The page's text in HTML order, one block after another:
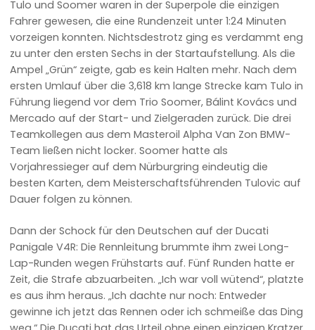
Tulo und Soomer waren in der Superpole die einzigen
Fahrer gewesen, die eine Rundenzeit unter 1:24 Minuten
vorzeigen konnten. Nichtsdestrotz ging es verdammt eng
zu unter den ersten Sechs in der Startaufstellung. Als die
Ampel „Grün“ zeigte, gab es kein Halten mehr. Nach dem
ersten Umlauf über die 3,618 km lange Strecke kam Tulo in
Führung liegend vor dem Trio Soomer, Bálint Kovács und
Mercado auf der Start- und Zielgeraden zurück. Die drei
Teamkollegen aus dem Masteroil Alpha Van Zon BMW-
Team ließen nicht locker. Soomer hatte als
Vorjahressieger auf dem Nürburgring eindeutig die
besten Karten, dem Meisterschaftsführenden Tulovic auf
Dauer folgen zu können.
Dann der Schock für den Deutschen auf der Ducati
Panigale V4R: Die Rennleitung brummte ihm zwei Long-
Lap-Runden wegen Frühstarts auf. Fünf Runden hatte er
Zeit, die Strafe abzuarbeiten. „Ich war voll wütend“, platzte
es aus ihm heraus. „Ich dachte nur noch: Entweder
gewinne ich jetzt das Rennen oder ich schmeiße das Ding